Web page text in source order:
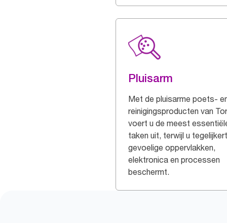
Pluisarm
Met de pluisarme poets-
reinigingsproducten van
voert u de meest
taken uit, terwijl u
gevoelige oppervlakken,
elektronica en processen
beschermt.